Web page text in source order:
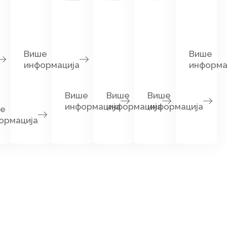
Више
информација
Више
информација
Више
информација
Више
информација
Више